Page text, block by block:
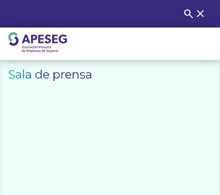
content
Buscar:
search close
APESEG
Sala de prensa